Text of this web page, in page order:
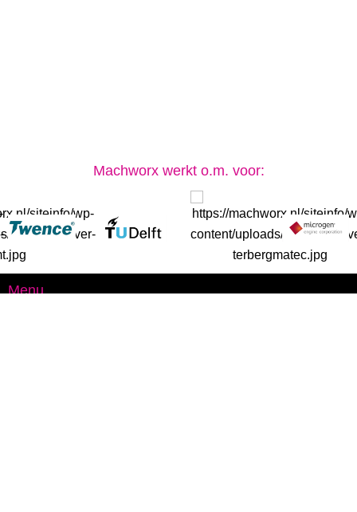
Machworx werkt o.m. voor:
Menu